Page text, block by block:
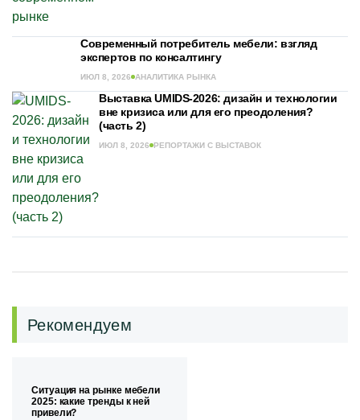
Современный потребитель мебели: взгляд
экспертов по консалтингу
ИЮЛ 8, 2026 АНАЛИТИКА РЫНКА
Выставка UMIDS-2026: дизайн и технологии
вне кризиса или для его преодоления?
(часть 2)
ИЮЛ 8, 2026 РЕПОРТАЖИ С ВЫСТАВОК
Рекомендуем
Ситуация на рынке мебели
2025: какие тренды к ней
привели?